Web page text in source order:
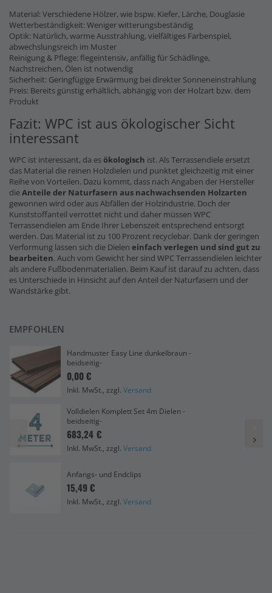
Material: Verschiedene Hölzer, wie bspw. Kiefer, Lärche, Douglasie
Wetterbeständigkeit: Weniger witterungsbeständig
Optik: Natürlich, warme Ausstrahlung, vielfältiges Farbenspiel,
abwechslungsreich im Muster
Reinigung & Pflege: flegeintensiv, anfällig für Schädlinge,
Nachstreichen, Ölen ist notwendig
Sicherheit: Geringfügige Erwärmung bei direkter Sonneneinstrahlung
Preis: Bereits günstig erhältlich, abhängig von der Holzart bzw. dem
Produkt
Fazit: WPC ist aus ökologischer Sicht
interessant
WPC ist interessant, da esökologisch ist. Als Terrassendiele ersetzt
das Material die reinen Holzdielen und punktet gleichzeitig mit einer
Reihe von Vorteilen. Dazu kommt, dass nach Angaben der Hersteller
dieAnteile der Naturfasern aus nachwachsenden Holzarten
gewonnen wird oder aus Abfällen der Holzindustrie. Doch der
Kunststoffanteil verrottet nicht und daher müssen WPC
Terrassendielen am Ende Ihrer Lebenszeit entsprechend entsorgt
werden. Das Material ist zu 100 Prozent recyclebar. Dank der geringen
Verformung lassen sich die Dielen einfach verlegen und sind gut zu
bearbeiten. Auch vom Gewicht her sind WPC Terrassendielen leichter
als andere Fußbodenmaterialien. Beim Kauf ist darauf zu achten, dass
es Unterschiede in Hinsicht auf den Anteil der Naturfasern und der
Wandstärke gibt.
EMPFOHLEN
Handmuster Easy Line dunkelbraun -
beidseitig-
0,00 €
Inkl. MwSt., zzgl. Versand
Volldielen Komplett Set 4m Dielen -
beidseitig-
683,24 €
Inkl. MwSt., zzgl. Versand
Anfangs- und Endclips
15,49 €
Inkl. MwSt., zzgl. Versand